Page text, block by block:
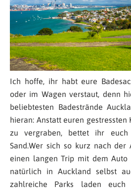
Ich hoffe, ihr habt eure
oder im Wagen verstaut, denn
beliebtesten Badestrände
hieran: Anstatt euren gestressten
zu vergraben, bettet ihr
Sand.Wer sich so kurz nach
einen langen Trip mit dem
natürlich in Auckland selbst
zahlreiche Parks laden